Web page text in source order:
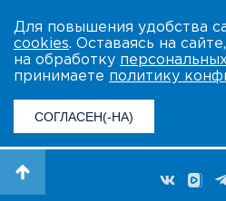
Для повышения удобства
cookies. Оставаясь на
на обработку
принимаете политику
СОГЛАСЕН(-НА)